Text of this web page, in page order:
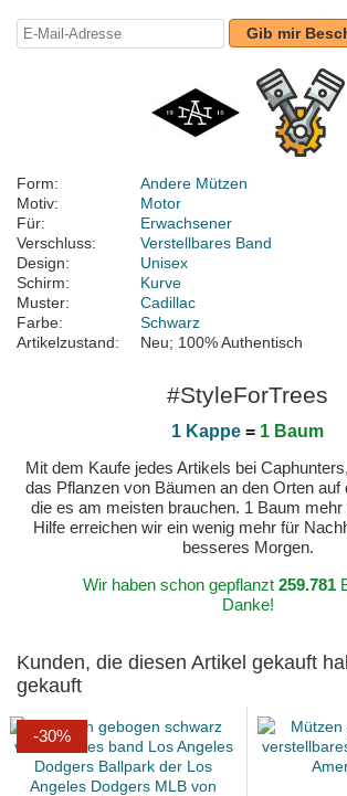
Gib mir
Form:
Andere Mützen
Motiv:
Motor
Für:
Erwachsener
Verschluss:
Verstellbares Band
Design:
Unisex
Schirm:
Kurve
Muster:
Cadillac
Farbe:
Schwarz
Artikelzustand:
Neu; 100% Authentisch
#StyleForTrees
1 Kappe = 1 Baum
Mit dem Kaufe jedes Artikels bei
das Pflanzen von Bäumen an den Orten auf
die es am meisten brauchen. 1 Baum mehr
Hilfe erreichen wir ein wenig mehr für
besseres Morgen.
Wir haben schon gepflanzt 259.781
Danke!
Kunden, die diesen Artikel gekauft
gekauft
-30%